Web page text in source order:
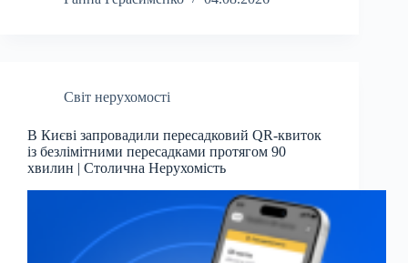
Світ нерухомості
В Києві запровадили пересадковий QR-квиток
із безлімітними пересадками протягом 90
хвилин | Столична Нерухомість